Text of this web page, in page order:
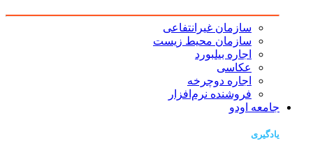
سازمان غیرانتفاعی
سازمان محیط زیست
اجاره بیلبورد
عکاسی
اجاره دوچرخه
فروشنده نرم‌افزار
جامعه اودو
یادگیری